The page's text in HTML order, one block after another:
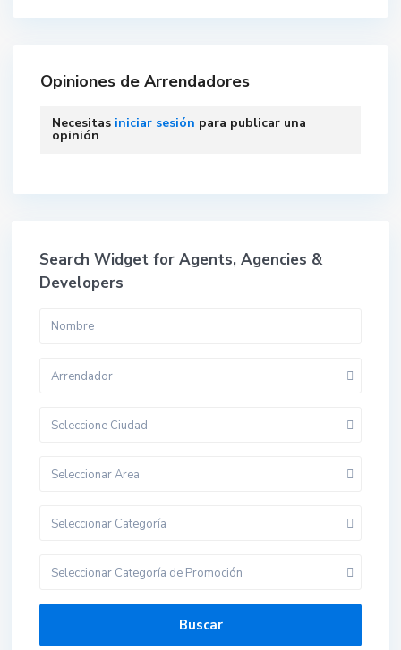
Opiniones de Arrendadores
Necesitas iniciar sesión para publicar una
opinión
Search Widget for Agents, Agencies &
Developers
Arrendador
Seleccione Ciudad
Seleccionar Area
Seleccionar Categoría
Seleccionar Categoría de Promoción
Buscar